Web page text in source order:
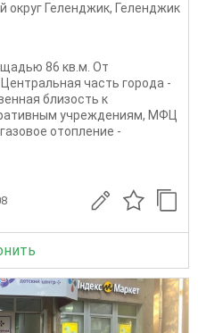
округ Геленджик, Геленджик
86 кв.м. От
часть города -
близость к
учреждениям, МФЦ
отопление -